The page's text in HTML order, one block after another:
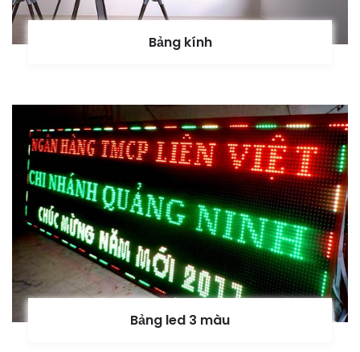
Bảng kính
Bảng led 3 màu